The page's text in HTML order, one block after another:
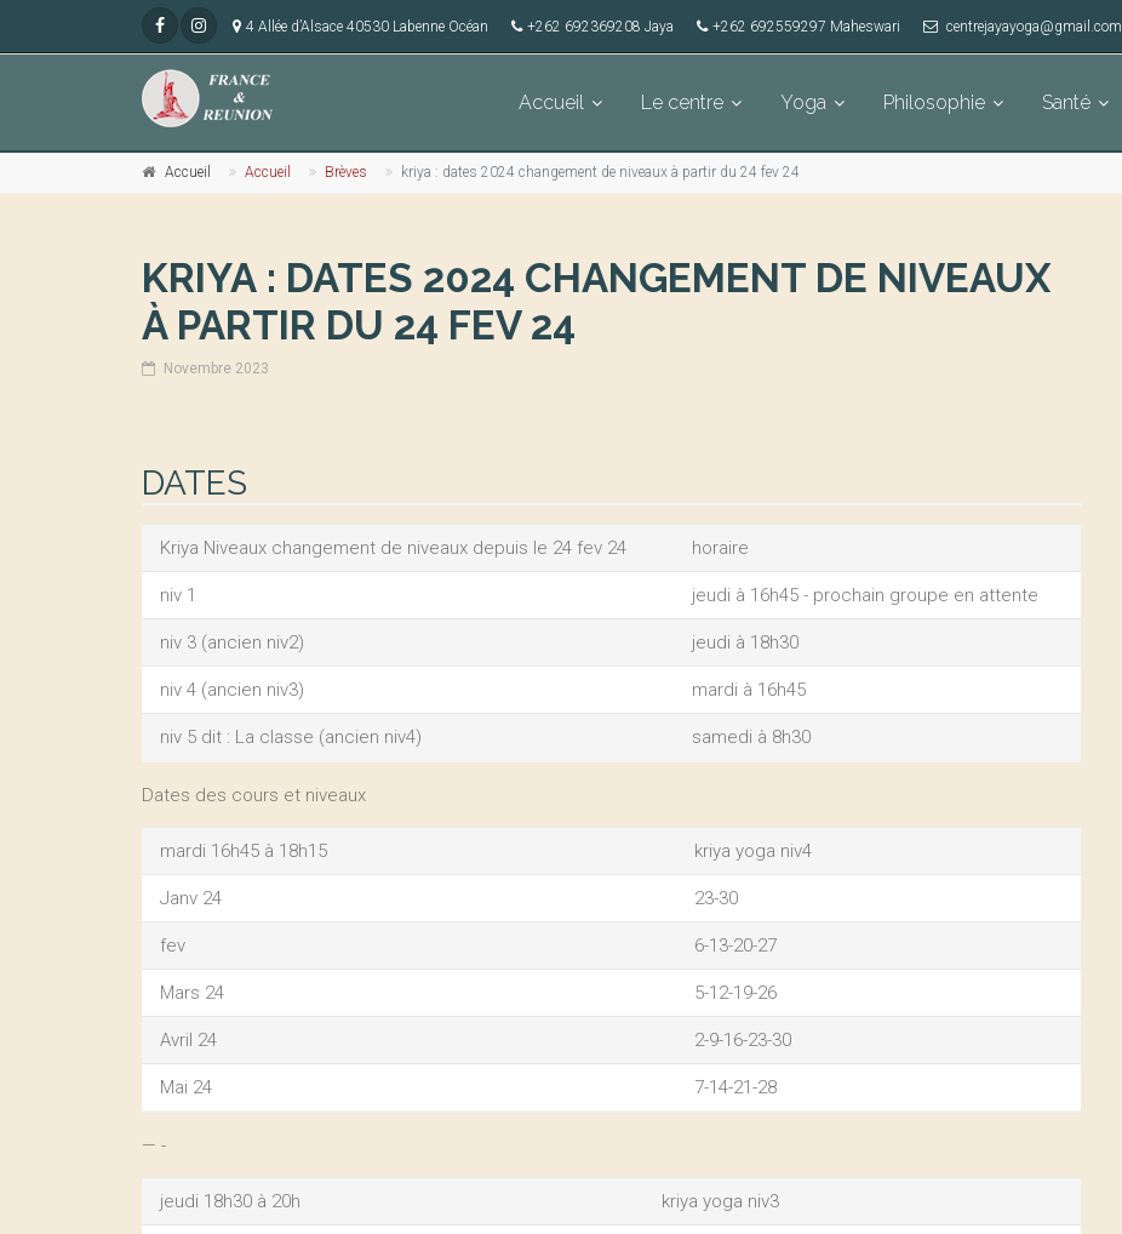
4 Allée d’Alsace 40530 Labenne Océan +262 692369208 Jaya +262 692559297 Maheswari centrejayayoga@gmail.com
Accueil Le centre Yoga Philosophie Santé
Accueil Accueil Brèves kriya : dates 2024 changement de niveaux à partir du 24 fev 24
KRIYA : DATES 2024 CHANGEMENT DE NIVEAUX
À PARTIR DU 24 FEV 24
Novembre 2023
DATES
Kriya Niveaux changement de niveaux depuis le 24 fev 24 horaire
niv 1 jeudi à 16h45 - prochain groupe en attente
niv 3 (ancien niv2) jeudi à 18h30
niv 4 (ancien niv3) mardi à 16h45
niv 5 dit : La classe (ancien niv4) samedi à 8h30
Dates des cours et niveaux
mardi 16h45 à 18h15 kriya yoga niv4
Janv 24 23-30
fev 6-13-20-27
Mars 24 5-12-19-26
Avril 24 2-9-16-23-30
Mai 24 7-14-21-28
— -
jeudi 18h30 à 20h kriya yoga niv3